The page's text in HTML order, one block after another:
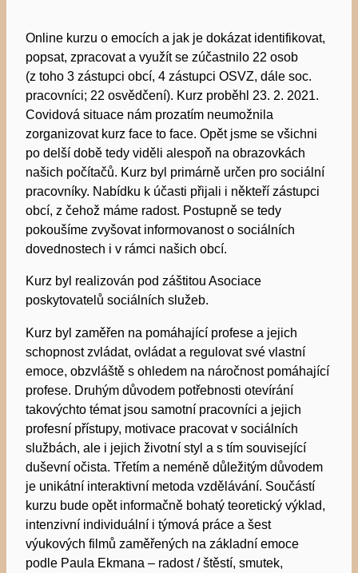
Online kurzu o emocích a jak je dokázat identifikovat,
popsat, zpracovat a využít se zúčastnilo 22 osob
(z toho 3 zástupci obcí, 4 zástupci OSVZ, dále soc.
pracovníci; 22 osvědčení). Kurz proběhl 23. 2. 2021.
Covidová situace nám prozatím neumožnila
zorganizovat kurz face to face. Opět jsme se všichni
po delší době tedy viděli alespoň na obrazovkách
našich počítačů. Kurz byl primárně určen pro sociální
pracovníky. Nabídku k účasti přijali i někteří zástupci
obcí, z čehož máme radost. Postupně se tedy
pokoušíme zvyšovat informovanost o sociálních
dovednostech i v rámci našich obcí.
Kurz byl realizován pod záštitou Asociace
poskytovatelů sociálních služeb.
Kurz byl zaměřen na pomáhající profese a jejich
schopnost zvládat, ovládat a regulovat své vlastní
emoce, obzvláště s ohledem na náročnost pomáhající
profese. Druhým důvodem potřebnosti otevírání
takovýchto témat jsou samotní pracovníci a jejich
profesní přístupy, motivace pracovat v sociálních
službách, ale i jejich životní styl a s tím související
duševní očista. Třetím a neméně důležitým důvodem
je unikátní interaktivní metoda vzdělávání. Součástí
kurzu bude opět informačně bohatý teoretický výklad,
intenzivní individuální i týmová práce a šest
výukových filmů zaměřených na základní emoce
podle Paula Ekmana – radost / štěstí, smutek,